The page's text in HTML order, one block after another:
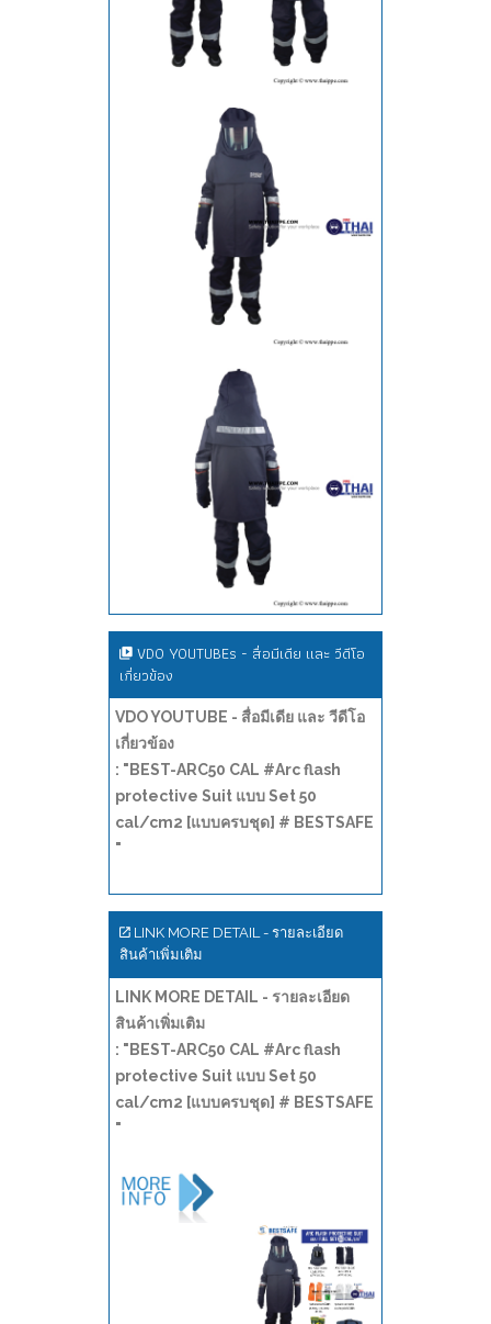
VDO YOUTUBEs - สื่อมีเดีย และ วีดีโอ
เกี่ยวข้อง
VDO YOUTUBE - สื่อมีเดีย และ วีดีโอ
เกี่ยวข้อง
: "BEST-ARC50 CAL #Arc flash
protective Suit แบบ Set 50
cal/cm2 [แบบครบชุด] # BESTSAFE
"
LINK MORE DETAIL - รายละเอียด
สินค้าเพิ่มเติม
LINK MORE DETAIL - รายละเอียด
สินค้าเพิ่มเติม
: "BEST-ARC50 CAL #Arc flash
protective Suit แบบ Set 50
cal/cm2 [แบบครบชุด] # BESTSAFE
"